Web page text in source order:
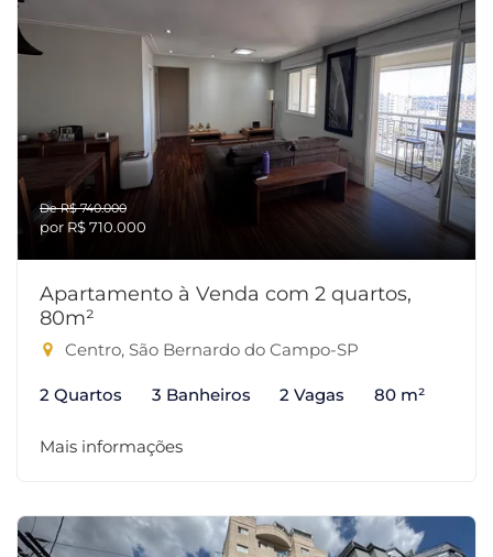
De R$ 740.000
por R$ 710.000
Apartamento à Venda com 2 quartos,
80m²
Centro, São Bernardo do Campo-SP
2 Quartos 3 Banheiros 2 Vagas 80 m²
Mais informações